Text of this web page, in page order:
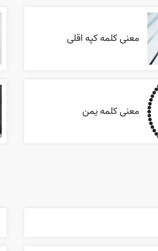
معنی کلمه کپه اقلی
معنی کلمه یمن